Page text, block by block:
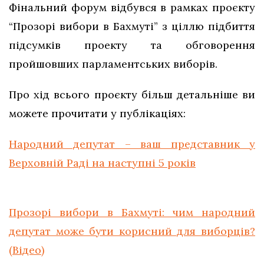
Фінальний форум відбувся в рамках проєкту
“Прозорі вибори в Бахмуті” з ціллю підбиття
підсумків проекту та обговорення
пройшовших парламентських виборів.
Про хід всього проєкту більш детальніше ви
можете прочитати у публікаціях:
Народний депутат – ваш представник у
Верховній Раді на наступні 5 років
Прозорі вибори в Бахмуті: чим народний
депутат може бути корисний для виборців?
(Відео)